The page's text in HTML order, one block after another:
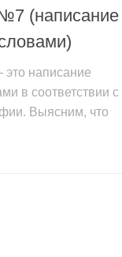
(написание
написание
в соответствии с
Выясним, что